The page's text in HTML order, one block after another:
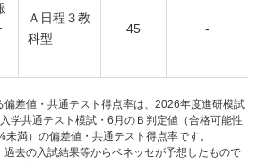
Ａ日程３教
科型
45 -
差値・共通テスト得点率は、2026年度進研模試
学共通テスト模試・6月のＢ判定値（合格可能性
未満）の偏差値・共通テスト得点率です。
去の入試結果等からベネッセが予想したもので